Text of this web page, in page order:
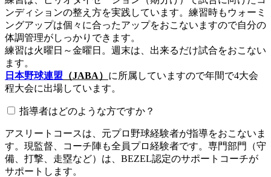
ンディションの整え方を実践しています。練習時もウォーミ
ングアップは個々に合ったアップをおこないますので自分の
体調管理がしっかりできます。
練習は火曜日～金曜日。週末は、出来るだけ試合をおこない
ます。
日本野球連盟 （JABA） に所属していますので年間で4大会
程大会に出場しています。
指導者はどのような方ですか？
アスリートコースは、元プロ野球経験者が指導をおこないま
す。現監督、コーチ陣も全員プロ経験者です。専門部門（守
備、打撃、走塁など）は、BEZEL認定のサポートコーチが
サポートします。